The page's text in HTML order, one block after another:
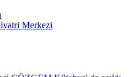
Merkezi